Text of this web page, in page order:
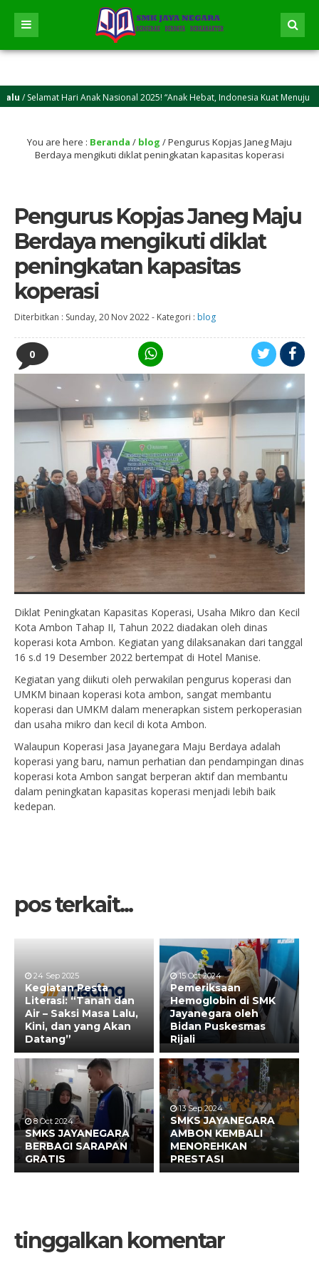
Hari Anak Nasional 2025! “Anak Hebat, Indonesia Kuat Menuju
Idul Adha 2025M/1446 H! Semoga kasih sayang dan keikhlasan
You are here : Beranda / blog /Pengurus Kopjas Janeg Maju
Berdaya mengikuti diklat peningkatan kapasitas koperasi
Pengurus Kopjas Janeg Maju
Berdaya mengikuti diklat
peningkatan kapasitas
koperasi
Diterbitkan : Sunday, 20 Nov 2022- Kategori : blog
0
Diklat Peningkatan Kapasitas Koperasi, Usaha Mikro dan Kecil
Kota Ambon Tahap II, Tahun 2022 diadakan oleh dinas
koperasi kota Ambon. Kegiatan yang dilaksanakan dari tanggal
16 s.d 19 Desember 2022 bertempat di Hotel Manise.
Kegiatan yang diikuti oleh perwakilan pengurus koperasi dan
UMKM binaan koperasi kota ambon, sangat membantu
koperasi dan UMKM dalam menerapkan sistem perkoperasian
dan usaha mikro dan kecil di kota Ambon.
Walaupun Koperasi Jasa Jayanegara Maju Berdaya adalah
koperasi yang baru, namun perhatian dan pendampingan dinas
koperasi kota Ambon sangat berperan aktif dan membantu
dalam peningkatan kapasitas koperasi menjadi lebih baik
kedepan.
pos terkait...
24 Sep 2025
Kegiatan Pesta
Literasi: “Tanah dan
Air – Saksi Masa Lalu,
Kini, dan yang Akan
Datang”
15 Oct 2024
Pemeriksaan
Hemoglobin di SMK
Jayanegara oleh
Bidan Puskesmas
Rijali
8 Oct 2024
SMKS JAYANEGARA
BERBAGI SARAPAN
GRATIS
13 Sep 2024
SMKS JAYANEGARA
AMBON KEMBALI
MENOREHKAN
PRESTASI
tinggalkan komentar